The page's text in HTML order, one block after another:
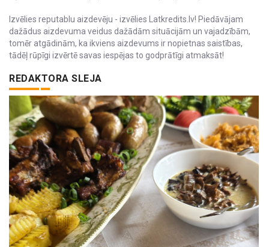
Izvēlies reputablu aizdevēju - izvēlies Latkredits.lv! Piedāvājam
dažādus aizdevuma veidus dažādām situācijām un vajadzībām,
tomēr atgādinām, ka ikviens aizdevums ir nopietnas saistības,
tādēļ rūpīgi izvērtē savas iespējas to godprātīgi atmaksāt!
REDAKTORA SLEJA